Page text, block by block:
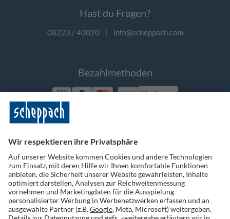
Hast du Fragen?
08223 / 40020 | info@scheppach.com
Bezahlmethoden
Vorkasse
Folge uns auf Social Media